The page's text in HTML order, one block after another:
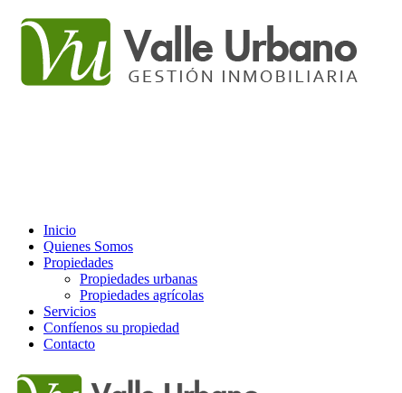
Inicio
Quienes Somos
Propiedades
Propiedades urbanas
Propiedades agrícolas
Servicios
Confíenos su propiedad
Contacto